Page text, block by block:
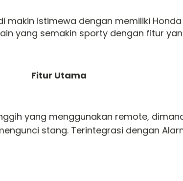
makin istimewa dengan memiliki
yang semakin sporty dengan fitur
Fitur Utama
yang menggunakan remote,
stang. Terintegrasi dengan